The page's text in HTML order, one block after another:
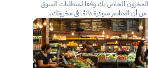
من أن العناصر متوفرة دائمًا في مخزونك.